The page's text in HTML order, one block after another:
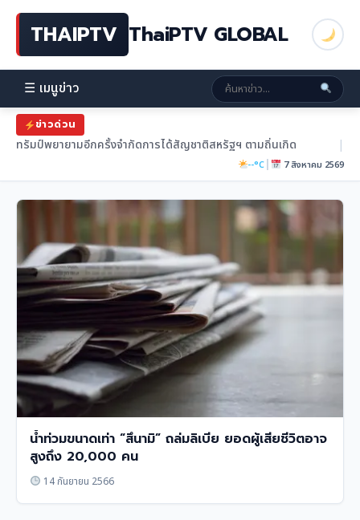
THAIPTV ThaiPTV GLOBAL
☰ เมนูข่าว
ข่าวด่วน
ทรัมป์พยายามอีกครั้งจำกัดการได้สัญชาติสหรัฐฯ ตามถิ่นเกิด |
--°C| 7 สิงหาคม 2569
น้ำท่วมขนาดเท่า “สึนามิ” ถล่มลิเบีย ยอดผู้เสียชีวิตอาจ
สูงถึง 20,000 คน
14 กันยายน 2566